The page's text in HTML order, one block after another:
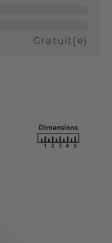
Gratuit(e)